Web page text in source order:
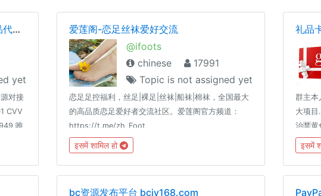
暗网市场 交易担保 资源项目代扣.商品代购 老司机交流 cvv.资源整合
yet
对接
CVV
唯
爱莲阁-恋足丝袜爱好交流
@ifoots
chinese
17991
Topic is not assigned yet
恋足足控福利，丝足|裸足|丝袜|船袜|棉袜，全国最大
的高品质恋足爱好者交流社区。爱莲阁官方频道：
https://t.me/zh_Foot
इसमें शामिल हो
群主本
大项目
治🈲️黄
इसमें
bc资源发布平台 bcjy168.com